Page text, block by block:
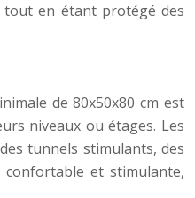
tout en étant protégé des
de 80x50x80 cm est
niveaux ou étages. Les
tunnels stimulants, des
et stimulante,